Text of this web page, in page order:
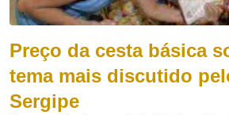
Preço da cesta básica
tema mais discutido
Sergipe